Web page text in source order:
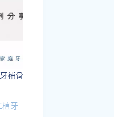
補骨
植牙